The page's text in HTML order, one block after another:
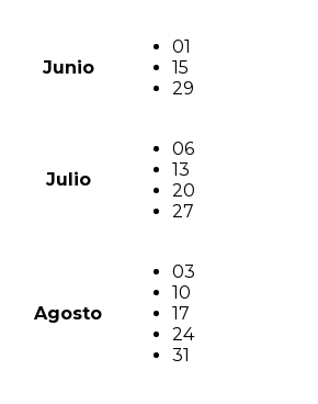
Junio
01
15
29
Julio
06
13
20
27
Agosto
03
10
17
24
31